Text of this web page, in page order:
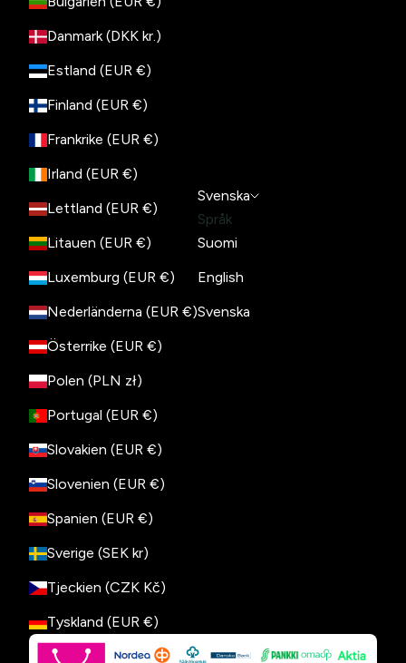
Danmark (DKK kr.)
Estland (EUR €)
Finland (EUR €)
Frankrike (EUR €)
Irland (EUR €)
Lettland (EUR €)
Litauen (EUR €)
Luxemburg (EUR €)
Nederländerna (EUR €)
Österrike (EUR €)
Polen (PLN zł)
Portugal (EUR €)
Slovakien (EUR €)
Slovenien (EUR €)
Spanien (EUR €)
Sverige (SEK kr)
Tjeckien (CZK Kč)
Tyskland (EUR €)
Svenska
Språk
Suomi
English
Svenska